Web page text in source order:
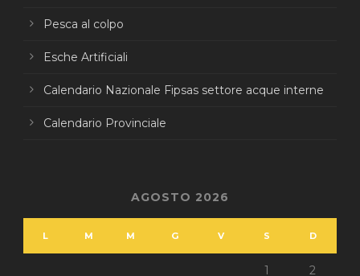
Pesca al colpo
Esche Artificiali
Calendario Nazionale Fipsas settore acque interne
Calendario Provinciale
AGOSTO 2026
L M M G V S D
1 2